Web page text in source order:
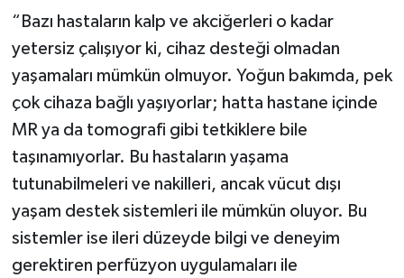
“Bazı hastaların kalp ve akciğerleri o kadar
yetersiz çalışıyor ki, cihaz desteği olmadan
yaşamaları mümkün olmuyor. Yoğun bakımda, pek
çok cihaza bağlı yaşıyorlar; hatta hastane içinde
MR ya da tomografi gibi tetkiklere bile
taşınamıyorlar. Bu hastaların yaşama
tutunabilmeleri ve nakilleri, ancak vücut dışı
yaşam destek sistemleri ile mümkün oluyor. Bu
sistemler ise ileri düzeyde bilgi ve deneyim
gerektiren perfüzyon uygulamaları ile